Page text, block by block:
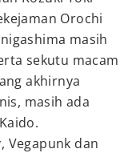
Orochi
masih
sekutu macam
akhirnya
masih ada
Vegapunk dan